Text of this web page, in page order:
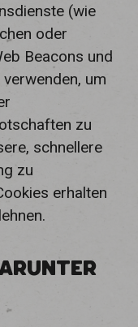
(wie
oder
Beacons und
um
zu
schnellere
zu
erhalten